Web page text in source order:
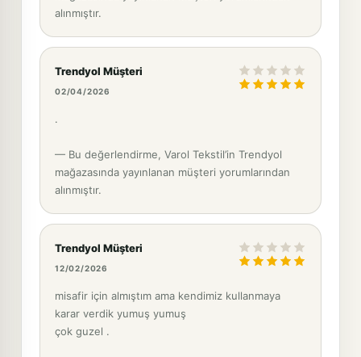
alınmıştır.
Trendyol Müşteri
02/04/2026
.
— Bu değerlendirme, Varol Tekstil’in Trendyol
mağazasında yayınlanan müşteri yorumlarından
alınmıştır.
Trendyol Müşteri
12/02/2026
misafir için almıştım ama kendimiz kullanmaya
karar verdik yumuş yumuş
çok guzel .